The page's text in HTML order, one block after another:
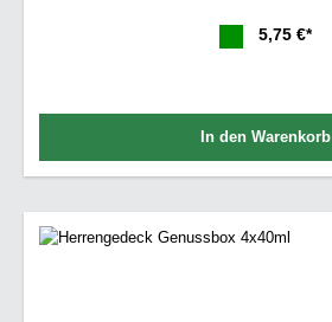
5,75 €*
In den Warenkorb